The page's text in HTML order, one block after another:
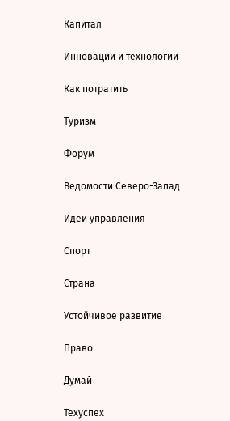
Капитал
Инновации и технологии
Как потратить
Туризм
Форум
Ведомости Северо-Запад
Идеи управления
Спорт
Страна
Устойчивое развитие
Право
Думай
Техуспех